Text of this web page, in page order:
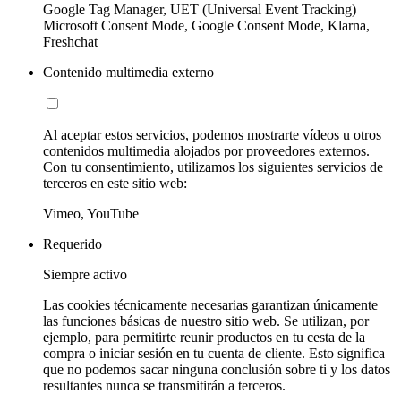
Google Tag Manager, UET (Universal Event Tracking)
Microsoft Consent Mode, Google Consent Mode, Klarna,
Freshchat
Contenido multimedia externo
Al aceptar estos servicios, podemos mostrarte vídeos u otros
contenidos multimedia alojados por proveedores externos.
Con tu consentimiento, utilizamos los siguientes servicios de
terceros en este sitio web:
Vimeo, YouTube
Requerido
Siempre activo
Las cookies técnicamente necesarias garantizan únicamente
las funciones básicas de nuestro sitio web. Se utilizan, por
ejemplo, para permitirte reunir productos en tu cesta de la
compra o iniciar sesión en tu cuenta de cliente. Esto significa
que no podemos sacar ninguna conclusión sobre ti y los datos
resultantes nunca se transmitirán a terceros.